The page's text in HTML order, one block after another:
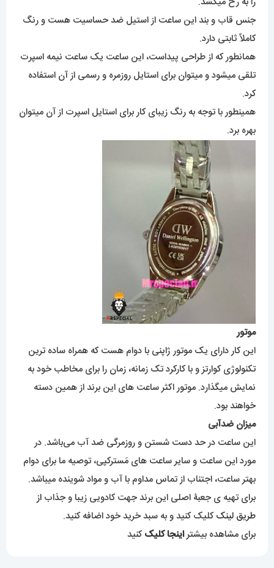
جنس قاب و بند این ساعت از استیل ضد حساسیت هست و رنگ
کاملاً ثابتی دارد.
همانطور که از طراحی پیداست، این ساعت یک ساعت نیمه اسپرت
تلقی میشود و میتوان برای استایل روزمره و رسمی از آن استفاده
کرد.
همینطور با توجه به رنگ زیبای کار برای استایل اسپرت از آن میتوان
بهره برد.
موتور
این کار دارای یک موتور ژاپنی با دوام هست که همراه ساده ترین
تکنولوژی کوارتز و با کارکرد تک زمانه، زمان را برای مخاطب خود به
نمایش میگذارد. موتور اکثر ساعت های این برند از همین دسته
خواهند بود.
میزان ضدآبی
این ساعت در حد دست شستن و روزمرگی ضد آب می‌باشد. در
مورد این ساعت و سایر ساعت های مَسترکپی، توصیه ما برای دوام
بهتر ساعت، اجتناب از تماس مداوم با آب و مواد شوینده میباشد.
برای تهیه ی جعبۀ اصلی این برند جهت کادویی زیبا و جذاب از
طریق لینککلیک کنید و به سبد خرید خود اضافه کنید.
برای مشاهده بیشتراینجا کلیک کنید